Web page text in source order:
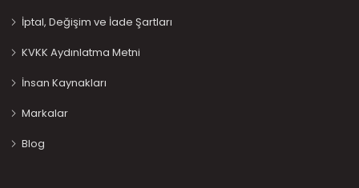
İptal, Değişim ve İade Şartları
KVKK Aydınlatma Metni
İnsan Kaynakları
Markalar
Blog